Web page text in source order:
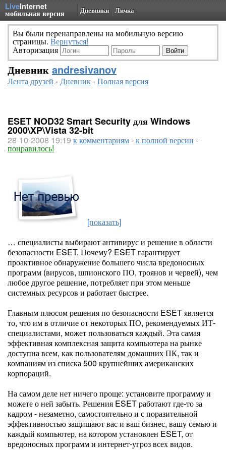
LiveInternet
мобильная версия Дневники Личка
Вы были перенаправлены на мобильную версию
страницы. Вернуться!
Авторизация
Дневник andresivanov
Лента друзей -Дневник-Полная версия
ESET NOD32 Smart Security для Windows
2000\XP\Vista 32-bit
28-10-2008 19:19 к комментариям-к полной версии -
понравилось!
[показать]
… специалисты выбирают антивирус и решение в области
безопасности ESET. Почему? ESET гарантирует
проактивное обнаружение большего числа вредоносных
программ (вирусов, шпионского ПО, троянов и червей), чем
любое другое решение, потребляет при этом меньше
системных ресурсов и работает быстрее.
Главным плюсом решения по безопасности ESET является
то, что им в отличие от некоторых ПО, рекомендуемых ИТ-
специалистами, может пользоваться каждый. Эта самая
эффективная комплексная защита компьютера на рынке
доступна всем, как пользователям домашних ПК, так и
компаниям из списка 500 крупнейших американских
корпораций.
На самом деле нет ничего проще: установите программу и
можете о ней забыть. Решения ESET работают где-то за
кадром - незаметно, самостоятельно и с поразительной
эффективностью защищают вас и ваш бизнес, вашу семью и
каждый компьютер, на котором установлен ESET, от
вредоносных программ и интернет-угроз всех видов.